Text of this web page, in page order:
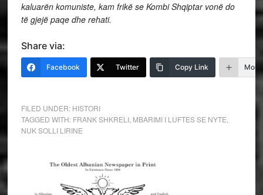
kaluarën komuniste, kam frikë se Kombi Shqiptar vonë do
të gjejë paqe dhe rehati.
Share via:
Facebook Twitter Copy Link More
FILED UNDER: HISTORI
TAGGED WITH: FRANK SHKRELI, MBARIMI I LUFTES SE NYTE
NUK SOLLI LIRINE